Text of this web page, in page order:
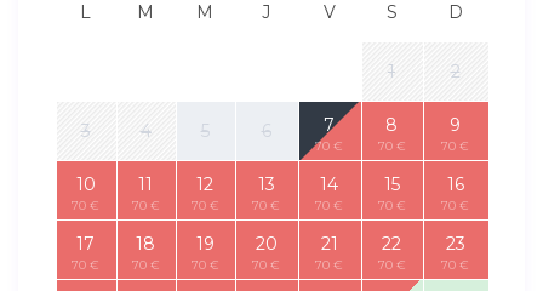
L M M J V S D
1 2
3 4 5 6 7
70 €
8
70 €
9
70 €
10
70 €
11
70 €
12
70 €
13
70 €
14
70 €
15
70 €
16
70 €
17
70 €
18
70 €
19
70 €
20
70 €
21
70 €
22
70 €
23
70 €